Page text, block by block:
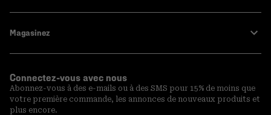
Magasinez
Connectez-vous avec nous
Abonnez-vous à des e-mails ou à des SMS pour 15% de moins que
votre première commande, les annonces de nouveaux produits et
plus encore.